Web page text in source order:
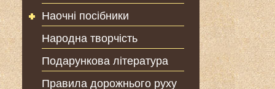
Наочні посібники
Народна творчість
Подарункова література
Правила дорожнього руху